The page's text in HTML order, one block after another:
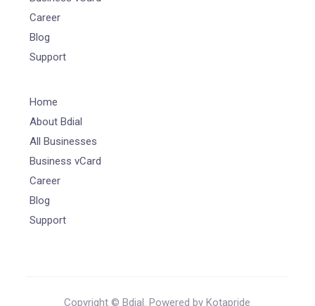
Career
Blog
Support
Home
About Bdial
All Businesses
Business vCard
Career
Blog
Support
Copyright © Bdial. Powered by Kotapride